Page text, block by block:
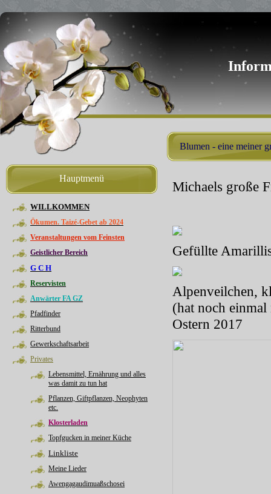
Hauptmenü
WILLKOMMEN
Ökumen. Taizé-Gebet ab 2024
Veranstaltungen vom Feinsten
Geistlicher Bereich
G C H
Reservisten
Anwärter FA GZ
Pfadfinder
Ritterbund
Gewerkschaftsarbeit
Privates
Lebensmittel, Ernährung und alles
was damit zu tun hat
Pflanzen, Giftpflanzen, Neophyten
etc.
Klosterladen
Topfgucken in meiner Küche
Linkliste
Meine Lieder
Awengagaudimuaßschosei
Blumen - eine meiner
Michaels große
Gefüllte
Alpenveilchen,
(hat noch
Ostern 2017